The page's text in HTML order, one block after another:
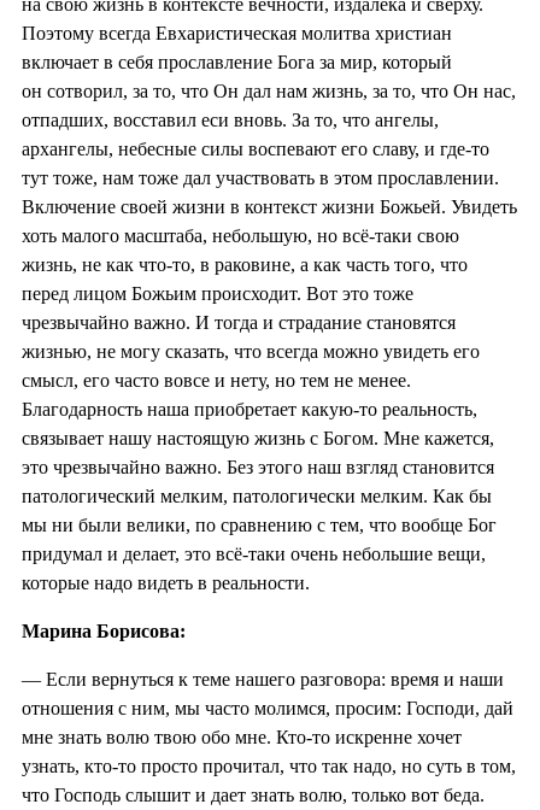
Поэтому всегда Евхаристическая молитва христиан
включает в себя прославление Бога за мир, который
он сотворил, за то, что Он дал нам жизнь, за то, что Он нас,
отпадших, восставил еси вновь. За то, что ангелы,
архангелы, небесные силы воспевают его славу, и где-то
тут тоже, нам тоже дал участвовать в этом прославлении.
Включение своей жизни в контекст жизни Божьей. Увидеть
хоть малого масштаба, небольшую, но всё-таки свою
жизнь, не как что-то, в раковине, а как часть того, что
перед лицом Божьим происходит. Вот это тоже
чрезвычайно важно. И тогда и страдание становятся
жизнью, не могу сказать, что всегда можно увидеть его
смысл, его часто вовсе и нету, но тем не менее.
Благодарность наша приобретает какую-то реальность,
связывает нашу настоящую жизнь с Богом. Мне кажется,
это чрезвычайно важно. Без этого наш взгляд становится
патологический мелким, патологически мелким. Как бы
мы ни были велики, по сравнению с тем, что вообще Бог
придумал и делает, это всё-таки очень небольшие вещи,
которые надо видеть в реальности.
Марина Борисова:
— Если вернуться к теме нашего разговора: время и наши
отношения с ним, мы часто молимся, просим: Господи, дай
мне знать волю твою обо мне. Кто-то искренне хочет
узнать, кто-то просто прочитал, что так надо, но суть в том,
что Господь слышит и дает знать волю, только вот беда.